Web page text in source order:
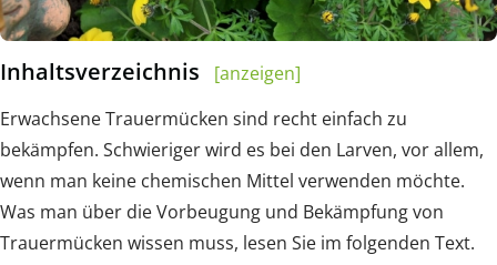
Inhaltsverzeichnis
[anzeigen]
Erwachsene Trauermücken sind recht einfach zu
bekämpfen. Schwieriger wird es bei den Larven, vor allem,
wenn man keine chemischen Mittel verwenden möchte.
Was man über die Vorbeugung und Bekämpfung von
Trauermücken wissen muss, lesen Sie im folgenden Text.